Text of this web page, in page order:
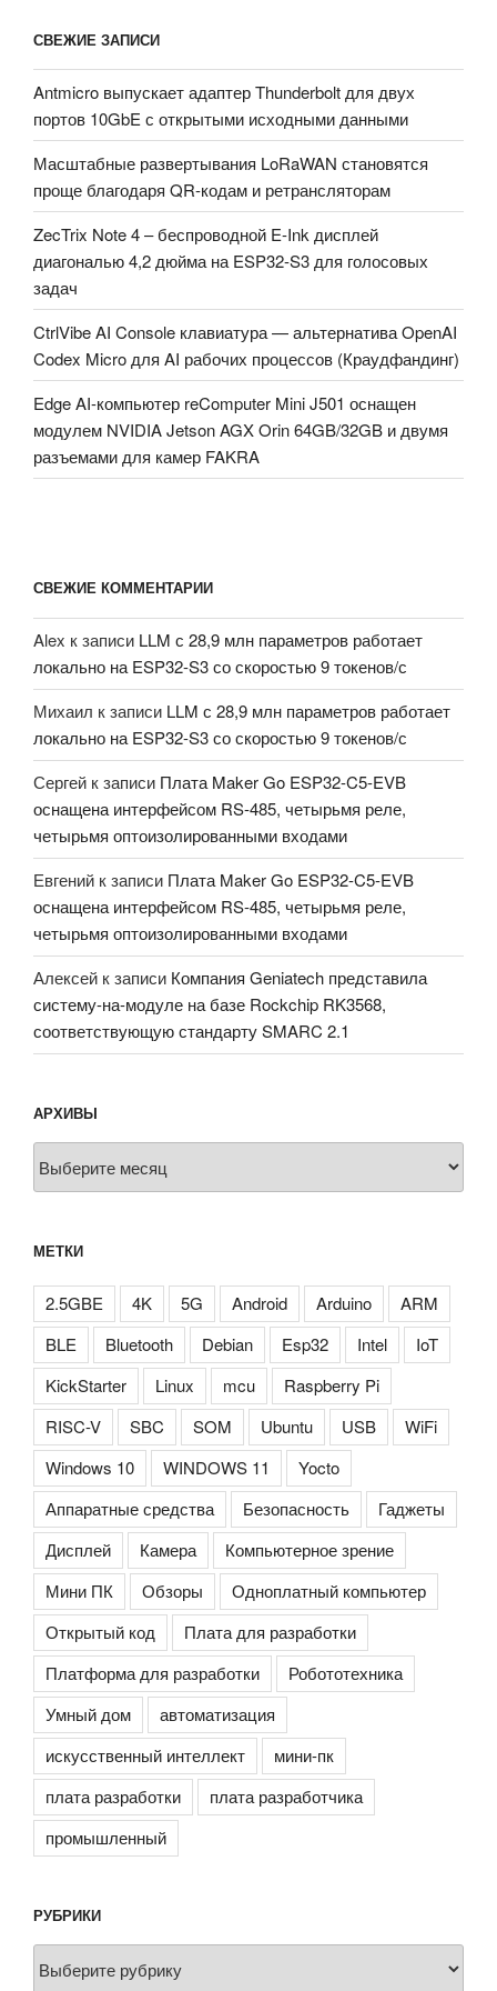
СВЕЖИЕ ЗАПИСИ
Antmicro выпускает адаптер Thunderbolt для двух
портов 10GbE с открытыми исходными данными
Масштабные развертывания LoRaWAN становятся
проще благодаря QR-кодам и ретрансляторам
ZecTrix Note 4 – беспроводной E-Ink дисплей
диагональю 4,2 дюйма на ESP32-S3 для голосовых
задач
CtrlVibe AI Console клавиатура — альтернатива OpenAI
Codex Micro для AI рабочих процессов (Краудфандинг)
Edge AI-компьютер reComputer Mini J501 оснащен
модулем NVIDIA Jetson AGX Orin 64GB/32GB и двумя
разъемами для камер FAKRA
СВЕЖИЕ КОММЕНТАРИИ
Alex к записи LLM с 28,9 млн параметров работает
локально на ESP32-S3 со скоростью 9 токенов/с
Михаил к записи LLM с 28,9 млн параметров работает
локально на ESP32-S3 со скоростью 9 токенов/с
Сергей к записи Плата Maker Go ESP32-C5-EVB
оснащена интерфейсом RS-485, четырьмя реле,
четырьмя оптоизолированными входами
Евгений к записи Плата Maker Go ESP32-C5-EVB
оснащена интерфейсом RS-485, четырьмя реле,
четырьмя оптоизолированными входами
Алексей к записи Компания Geniatech представила
систему-на-модуле на базе Rockchip RK3568,
соответствующую стандарту SMARC 2.1
АРХИВЫ
МЕТКИ
2.5GBE 4K 5G Android Arduino
ARM
BLE
Bluetooth Debian Esp32 Intel
IoT
KickStarter
Linux mcu
Raspberry Pi
RISC-V
SBC SOM Ubuntu USB
WiFi
Windows 10
WINDOWS 11
Yocto
Аппаратные средства
Безопасность
Гаджеты
Дисплей
Камера
Компьютерное зрение
Мини ПК
Обзоры
Одноплатный компьютер
Открытый код
Плата для разработки
Платформа для разработки
Робототехника
Умный дом
автоматизация
искусственный интеллект
мини-пк
плата разработки
плата разработчика
промышленный
РУБРИКИ